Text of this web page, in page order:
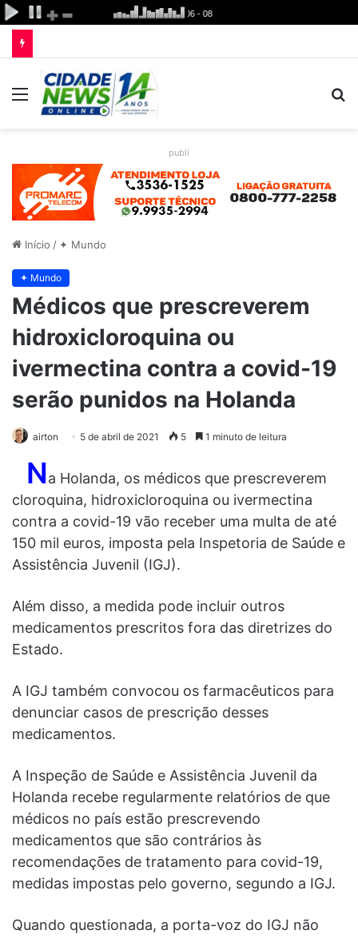
Menu
publi
Início / ✦ Mundo
✦ Mundo
Médicos que prescreverem
hidroxicloroquina ou
ivermectina contra a covid-19
serão punidos na Holanda
airton 5 de abril de 2021 5 1 minuto de leitura
Na Holanda, os médicos que prescreverem
cloroquina, hidroxicloroquina ou ivermectina
contra a covid-19 vão receber uma multa de até
150 mil euros, imposta pela Inspetoria de Saúde e
Assistência Juvenil (IGJ).
Além disso, a medida pode incluir outros
medicamentos prescritos fora das diretrizes do
Estado.
A IGJ também convocou os farmacêuticos para
denunciar casos de prescrição desses
medicamentos.
A Inspeção de Saúde e Assistência Juvenil da
Holanda recebe regularmente relatórios de que
médicos no país estão prescrevendo
medicamentos que são contrários às
recomendações de tratamento para covid-19,
medidas impostas pelo governo, segundo a IGJ.
Quando questionada, a porta-voz do IGJ não